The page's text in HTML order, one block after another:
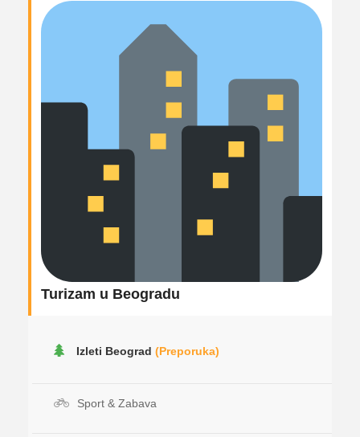
Turizam u Beogradu
Izleti Beograd (Preporuka)
Sport & Zabava